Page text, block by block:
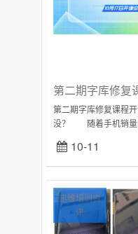
第二期字库修复课程
没？ 随着手机销量
来越高，大家期待已
准备开课了，让我们
赴美...
10-11
迅维培训资
讯